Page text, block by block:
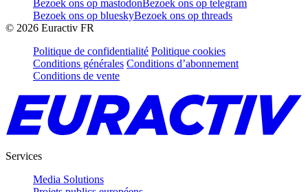
Bezoek ons op mastodonBezoek ons op telegram
Bezoek ons op blueskyBezoek ons op threads
© 2026 Euractiv FR
Politique de confidentialité Politique cookies
Conditions générales Conditions d’abonnement
Conditions de vente
Services
Media Solutions